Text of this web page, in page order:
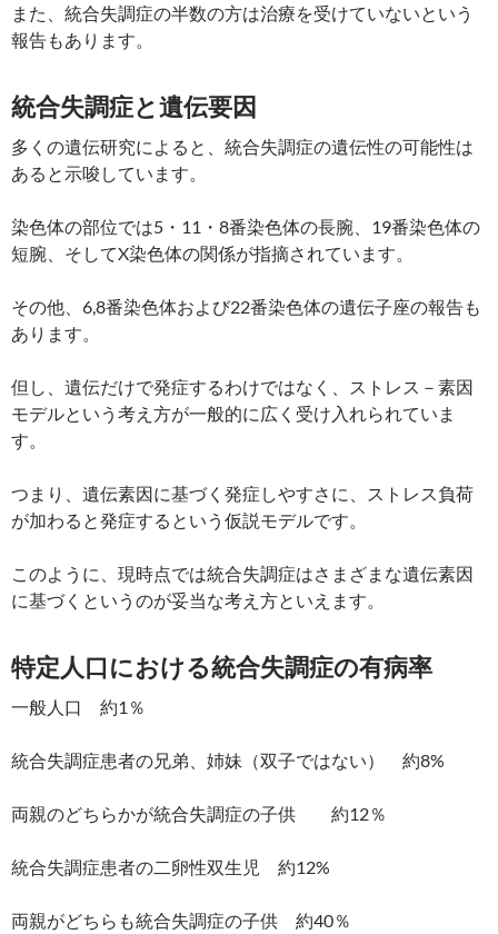
また、統合失調症の半数の方は治療を受けていないという
報告もあります。
統合失調症と遺伝要因
多くの遺伝研究によると、統合失調症の遺伝性の可能性は
あると示唆しています。
染色体の部位では5・11・8番染色体の長腕、19番染色体の
短腕、そしてX染色体の関係が指摘されています。
その他、6,8番染色体および22番染色体の遺伝子座の報告も
あります。
但し、遺伝だけで発症するわけではなく、ストレス－素因
モデルという考え方が一般的に広く受け入れられていま
す。
つまり、遺伝素因に基づく発症しやすさに、ストレス負荷
が加わると発症するという仮説モデルです。
このように、現時点では統合失調症はさまざまな遺伝素因
に基づくというのが妥当な考え方といえます。
特定人口における統合失調症の有病率
一般人口 約1％
統合失調症患者の兄弟、姉妹（双子ではない） 約8%
両親のどちらかが統合失調症の子供 約12％
統合失調症患者の二卵性双生児 約12%
両親がどちらも統合失調症の子供 約40％